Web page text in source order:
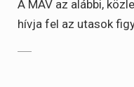
A MÁV az alábbi,
hívja fel az utasok